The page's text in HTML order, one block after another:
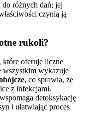
różnych dań; jej
czynią ją
rukoli?
oferuje liczne
wszystkim wykazuje
, co sprawia, że
z infekcjami.
detoksykację
i ułatwiając proces